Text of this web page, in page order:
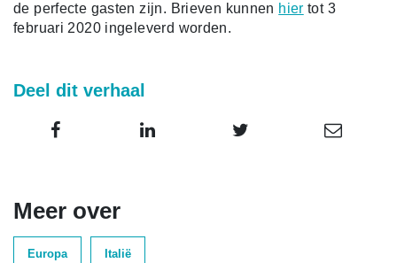
de perfecte gasten zijn. Brieven kunnen hier tot 3
februari 2020 ingeleverd worden.
Deel dit verhaal
Meer over
Europa Italië